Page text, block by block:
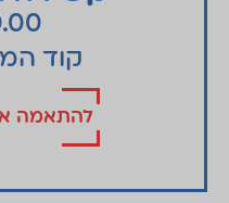
קוד
להתאמה